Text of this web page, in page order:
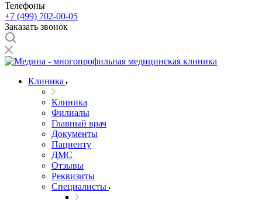
Телефоны
+7 (499) 702-00-05
Заказать звонок
Клиника
Клиника
Филиалы
Главный врач
Документы
Пациенту
ДМС
Отзывы
Реквизиты
Специалисты